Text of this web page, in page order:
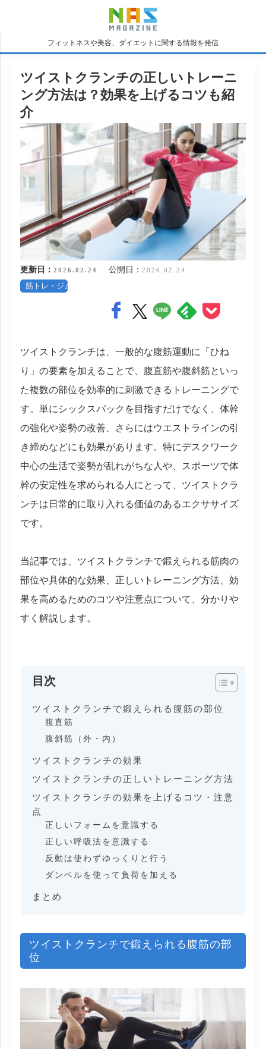
フィットネスや美容、ダイエットに関する情報を発信
ツイストクランチの正しいトレーニ
ング方法は？効果を上げるコツも紹
介
更新日：2026.02.24 公開日： 2026.02.24
筋トレ・ジム
ツイストクランチは、一般的な腹筋運動に「ひね
り」の要素を加えることで、腹直筋や腹斜筋といっ
た複数の部位を効率的に刺激できるトレーニングで
す。単にシックスパックを目指すだけでなく、体幹
の強化や姿勢の改善、さらにはウエストラインの引
き締めなどにも効果があります。特にデスクワーク
中心の生活で姿勢が乱れがちな人や、スポーツで体
幹の安定性を求められる人にとって、ツイストクラ
ンチは日常的に取り入れる価値のあるエクササイズ
です。
当記事では、ツイストクランチで鍛えられる筋肉の
部位や具体的な効果、正しいトレーニング方法、効
果を高めるためのコツや注意点について、分かりや
すく解説します。
目次
ツイストクランチで鍛えられる腹筋の部位
腹直筋
腹斜筋（外・内）
ツイストクランチの効果
ツイストクランチの正しいトレーニング方法
ツイストクランチの効果を上げるコツ・注意
点
正しいフォームを意識する
正しい呼吸法を意識する
反動は使わずゆっくりと行う
ダンベルを使って負荷を加える
まとめ
ツイストクランチで鍛えられる腹筋の部
位